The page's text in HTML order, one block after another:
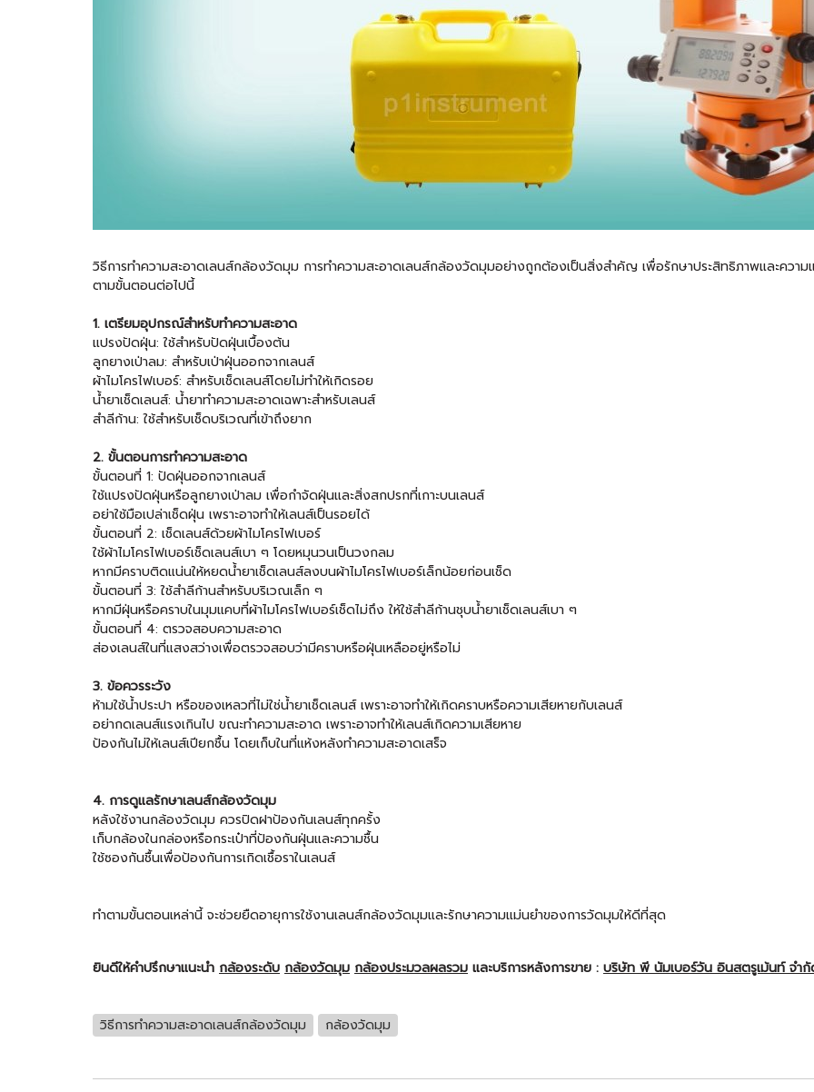
วิธีการทำความสะอาดเลนส์กล้องวัดมุม การทำความสะอาดเลนส์กล้องวัดมุมอย่างถูกต้องเป็นสิ่งสำคัญ เพื่อรักษาประสิทธิภาพและควา
ตามขั้นตอนต่อไปนี้
1. เตรียมอุปกรณ์สำหรับทำความสะอาด
แปรงปัดฝุ่น: ใช้สำหรับปัดฝุ่นเบื้องต้น
ลูกยางเป่าลม: สำหรับเป่าฝุ่นออกจากเลนส์
ผ้าไมโครไฟเบอร์: สำหรับเช็ดเลนส์โดยไม่ทำให้เกิดรอย
น้ำยาเช็ดเลนส์: น้ำยาทำความสะอาดเฉพาะสำหรับเลนส์
สำลีก้าน: ใช้สำหรับเช็ดบริเวณที่เข้าถึงยาก
2. ขั้นตอนการทำความสะอาด
ขั้นตอนที่ 1: ปัดฝุ่นออกจากเลนส์
ใช้แปรงปัดฝุ่นหรือลูกยางเป่าลม เพื่อกำจัดฝุ่นและสิ่งสกปรกที่เกาะบนเลนส์
อย่าใช้มือเปล่าเช็ดฝุ่น เพราะอาจทำให้เลนส์เป็นรอยได้
ขั้นตอนที่ 2: เช็ดเลนส์ด้วยผ้าไมโครไฟเบอร์
ใช้ผ้าไมโครไฟเบอร์เช็ดเลนส์เบา ๆ โดยหมุนวนเป็นวงกลม
หากมีคราบติดแน่นให้หยดน้ำยาเช็ดเลนส์ลงบนผ้าไมโครไฟเบอร์เล็กน้อยก่อนเช็ด
ขั้นตอนที่ 3: ใช้สำลีก้านสำหรับบริเวณเล็ก ๆ
หากมีฝุ่นหรือคราบในมุมแคบที่ผ้าไมโครไฟเบอร์เช็ดไม่ถึง ให้ใช้สำลีก้านชุบน้ำยาเช็ดเลนส์เบา ๆ
ขั้นตอนที่ 4: ตรวจสอบความสะอาด
ส่องเลนส์ในที่แสงสว่างเพื่อตรวจสอบว่ามีคราบหรือฝุ่นเหลืออยู่หรือไม่
3. ข้อควรระวัง
ห้ามใช้น้ำประปา หรือของเหลวที่ไม่ใช่น้ำยาเช็ดเลนส์ เพราะอาจทำให้เกิดคราบหรือความเสียหายกับเลนส์
อย่ากดเลนส์แรงเกินไป ขณะทำความสะอาด เพราะอาจทำให้เลนส์เกิดความเสียหาย
ป้องกันไม่ให้เลนส์เปียกชื้น โดยเก็บในที่แห้งหลังทำความสะอาดเสร็จ
4. การดูแลรักษาเลนส์กล้องวัดมุม
หลังใช้งานกล้องวัดมุม ควรปิดฝาป้องกันเลนส์ทุกครั้ง
เก็บกล้องในกล่องหรือกระเป๋าที่ป้องกันฝุ่นและความชื้น
ใช้ซองกันชื้นเพื่อป้องกันการเกิดเชื้อราในเลนส์
ทำตามขั้นตอนเหล่านี้ จะช่วยยืดอายุการใช้งานเลนส์กล้องวัดมุมและรักษาความแม่นยำของการวัดมุมให้ดีที่สุด
ยินดีให้คำปรึกษาแนะนำ กล้องระดับ กล้องวัดมุม กล้องประมวลผลรวม และบริการหลังการขาย : บริษัท พี นัมเบอร์วัน อินสตรูเม้นท์ จำ
วิธีการทำความสะอาดเลนส์กล้องวัดมุม กล้องวัดมุม